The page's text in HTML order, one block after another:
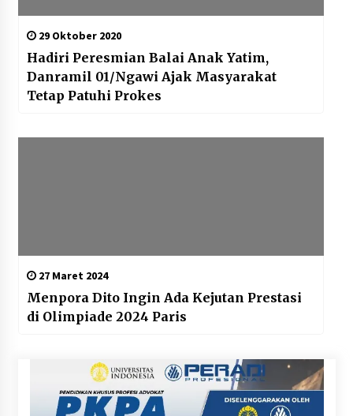
29 Oktober 2020
Hadiri Peresmian Balai Anak Yatim,
Danramil 01/Ngawi Ajak Masyarakat
Tetap Patuhi Prokes
27 Maret 2024
Menpora Dito Ingin Ada Kejutan Prestasi
di Olimpiade 2024 Paris